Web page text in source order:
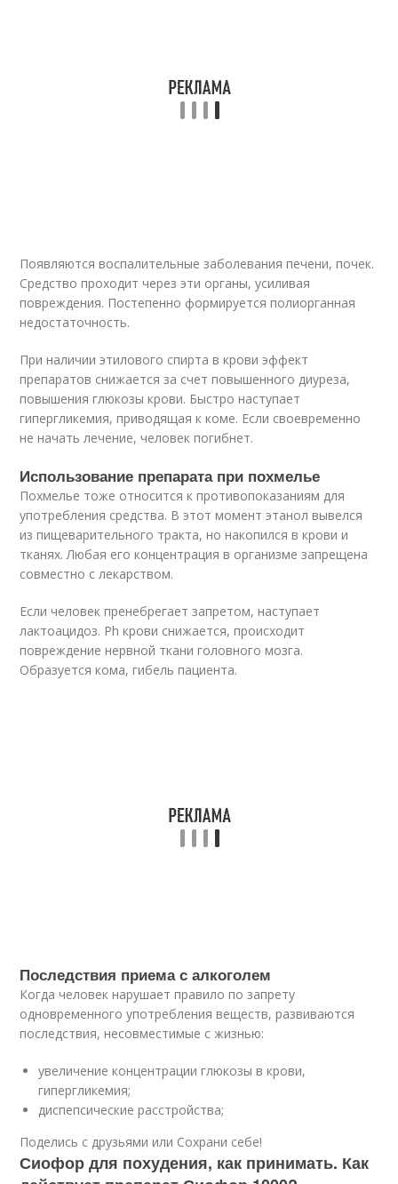
Появляются воспалительные заболевания печени, почек.
Средство проходит через эти органы, усиливая
повреждения. Постепенно формируется полиорганная
недостаточность.
При наличии этилового спирта в крови эффект
препаратов снижается за счет повышенного диуреза,
повышения глюкозы крови. Быстро наступает
гипергликемия, приводящая к коме. Если своевременно
не начать лечение, человек погибнет.
Использование препарата при похмелье
Похмелье тоже относится к противопоказаниям для
употребления средства. В этот момент этанол вывелся
из пищеварительного тракта, но накопился в крови и
тканях. Любая его концентрация в организме запрещена
совместно с лекарством.
Если человек пренебрегает запретом, наступает
лактоацидоз. Ph крови снижается, происходит
повреждение нервной ткани головного мозга.
Образуется кома, гибель пациента.
Последствия приема с алкоголем
Когда человек нарушает правило по запрету
одновременного употребления веществ, развиваются
последствия, несовместимые с жизнью:
увеличение концентрации глюкозы в крови,
гипергликемия;
диспепсические расстройства;
Поделись с друзьями или Сохрани себе!
Сиофор для похудения, как принимать. Как